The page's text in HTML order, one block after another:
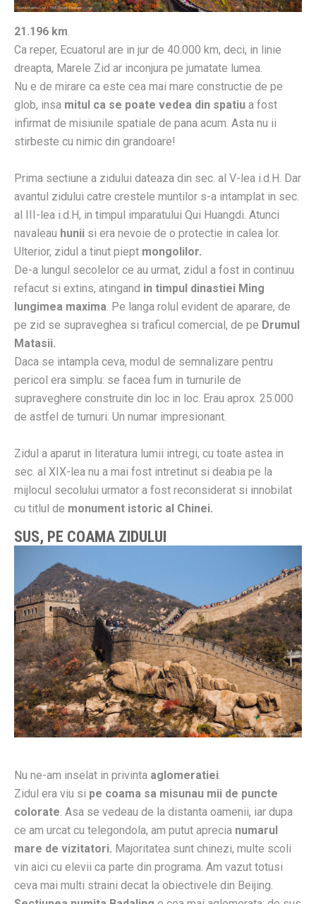
21.196 km.
Ca reper, Ecuatorul are in jur de 40.000 km, deci, in linie
dreapta, Marele Zid ar inconjura pe jumatate lumea.
Nu e de mirare ca este cea mai mare constructie de pe
glob, insa mitul ca se poate vedea din spatiu a fost
infirmat de misiunile spatiale de pana acum. Asta nu ii
stirbeste cu nimic din grandoare!
Prima sectiune a zidului dateaza din sec. al V-lea i.d.H. Dar
avantul zidului catre crestele muntilor s-a intamplat in sec.
al III-lea i.d.H, in timpul imparatului Qui Huangdi. Atunci
navaleau hunii si era nevoie de o protectie in calea lor.
Ulterior, zidul a tinut piept mongolilor.
De-a lungul secolelor ce au urmat, zidul a fost in continuu
refacut si extins, atingand in timpul dinastiei Ming
lungimea maxima. Pe langa rolul evident de aparare, de
pe zid se supraveghea si traficul comercial, de pe Drumul
Matasii.
Daca se intampla ceva, modul de semnalizare pentru
pericol era simplu: se facea fum in turnurile de
supraveghere construite din loc in loc. Erau aprox. 25.000
de astfel de turnuri. Un numar impresionant.
Zidul a aparut in literatura lumii intregi, cu toate astea in
sec. al XIX-lea nu a mai fost intretinut si deabia pe la
mijlocul secolului urmator a fost reconsiderat si innobilat
cu titlul de monument istoric al Chinei.
SUS, PE COAMA ZIDULUI
Nu ne-am inselat in privinta aglomeratiei
Zidul era viu si pe coama sa misunau mii de puncte
colorate . Asa se vedeau de la distanta oamenii, iar dupa
ce am urcat cu telegondola, am putut aprecia numarul
mare de vizitatori. Majoritatea sunt chinezi, multe scoli
vin aici cu elevii ca parte din programa. Am vazut totusi
ceva mai multi straini decat la obiectivele din Beijing.